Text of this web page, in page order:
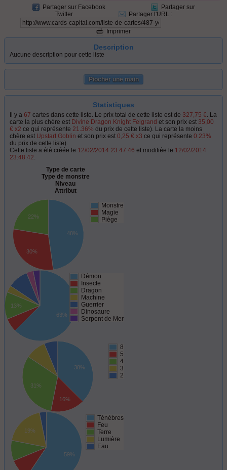
Partager sur Facebook
Partager sur
Twitter
Partager l'URL :
Imprimer
Description
Aucune description pour cette liste
Piocher une main
Statistiques
Il y a 67 cartes dans cette liste. Le prix total de cette liste est de 327,75 €. La
carte la plus chère est Divine Dragon Knight Felgrand et son prix est 35,00
€ x2 ce qui représente 21.36% du prix de cette liste). La carte la moins
chère est Upstart Goblin et son prix est 0,25 € x3 ce qui représente 0.23%
du prix de cette liste).
Cette liste a été créée le 12/02/2014 23:47:46 et modifiée le 12/02/2014
23:48:42.
Type de carte
Type de monstre
Niveau
Attribut
Monstre
Magie
Piège
48%
30%
22%
Démon
Insecte
Dragon
Machine
Guerrier
Dinosaure
Serpent de Mer
63%
13%
8
5
4
3
2
38%
16%
31%
Ténèbres
Feu
Terre
Lumière
Eau
59%
19%